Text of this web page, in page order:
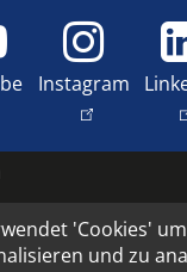
Instagram
'Cookies'
und zu